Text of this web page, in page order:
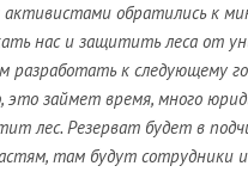
активистами обратились к
нас и защитить леса от
к следующему
это займет время, много
лес. Резерват будет в
там будут сотрудники